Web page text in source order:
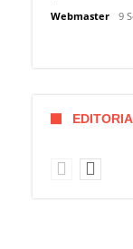
Webmaster 9